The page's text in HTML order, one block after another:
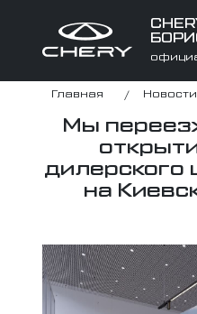
Главная Новости
Мы
дилерского
на